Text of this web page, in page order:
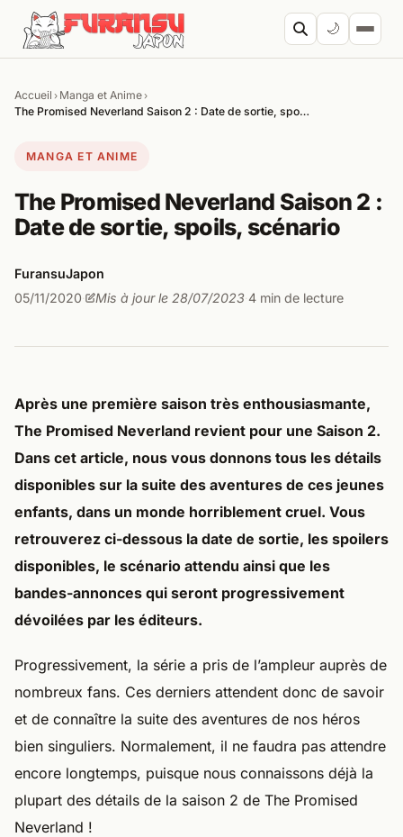
Aller au contenu
🌙
Accueil › Manga et Anime›
The Promised Neverland Saison 2 : Date de sortie, spo…
MANGA ET ANIME
The Promised Neverland Saison 2 :
Date de sortie, spoils, scénario
FuransuJapon
05/11/2020· Mis à jour le 28/07/2023·4 min de lecture
Après une première saison très enthousiasmante,
The Promised Neverland revient pour une Saison 2.
Dans cet article, nous vous donnons tous les détails
disponibles sur la suite des aventures de ces jeunes
enfants, dans un monde horriblement cruel. Vous
retrouverez ci-dessous la date de sortie, les spoilers
disponibles, le scénario attendu ainsi que les
bandes-annonces qui seront progressivement
dévoilées par les éditeurs.
Progressivement, la série a pris de l’ampleur auprès de
nombreux fans. Ces derniers attendent donc de savoir
et de connaître la suite des aventures de nos héros
bien singuliers. Normalement, il ne faudra pas attendre
encore longtemps, puisque nous connaissons déjà la
plupart des détails de la saison 2 de The Promised
Neverland !